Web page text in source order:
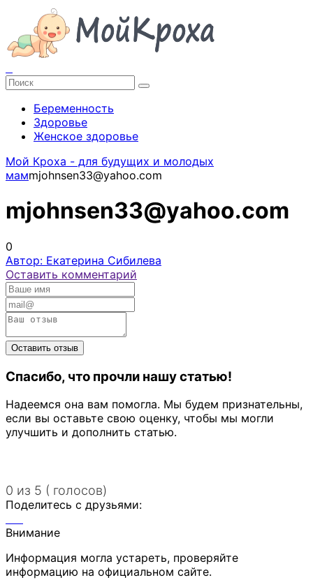
Беременность
Здоровье
Женское здоровье
Мой Кроха - для будущих и молодых
мамmjohnsen33@yahoo.com
mjohnsen33@yahoo.com
0
Автор: Екатерина Сибилева
Оставить комментарий
Спасибо, что прочли нашу статью!
Надеемся она вам помогла. Мы будем признательны,
если вы оставьте свою оценку, чтобы мы могли
улучшить и дополнить статью.
0 из 5 ( голосов)
Поделитесь с друзьями:
Внимание
Информация могла устареть, проверяйте
информацию на официальном сайте.